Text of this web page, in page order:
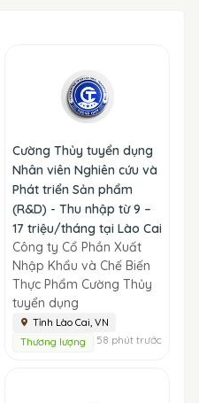
Cường Thủy tuyển dụng
Nhân viên Nghiên cứu và
Phát triển Sản phẩm
(R&D) - Thu nhập từ 9 –
17 triệu/tháng tại Lào Cai
Công ty Cổ Phần Xuất
Nhập Khẩu và Chế Biến
Thực Phẩm Cường Thủy
tuyển dụng
Tỉnh Lào Cai, VN
Thương lượng
58 phút trước